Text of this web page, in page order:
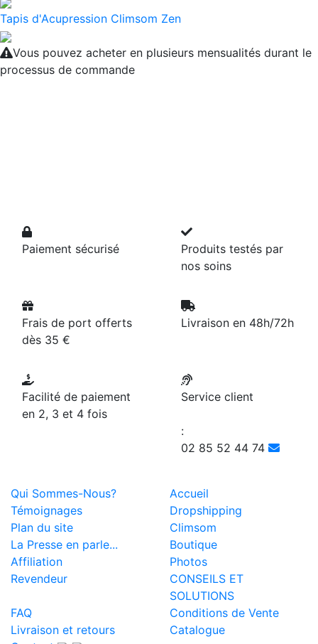
Tapis d'Acupression Climsom Zen
Vous pouvez acheter en plusieurs mensualités durant le
processus de commande
Paiement sécurisé
Produits testés par
nos soins
Frais de port offerts
dès 35 €
Livraison en 48h/72h
Facilité de paiement
en 2, 3 et 4 fois
Service client
:
02 85 52 44 74
Qui Sommes-Nous?
Accueil
Témoignages
Dropshipping
Plan du site
Climsom
La Presse en parle...
Boutique
Affiliation
Photos
Revendeur
CONSEILS ET
SOLUTIONS
FAQ
Conditions de Vente
Livraison et retours
Catalogue